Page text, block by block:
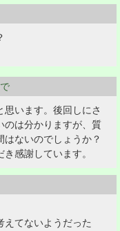
います。後回しにさ
のは分かりますが、質
ないのでしょうか？
感謝しています。
えてないようだった